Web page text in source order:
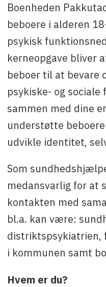
Boenheden
beboere i alderen
psykisk
kerneopgave bliver
beboer til at bevare
psykiske- og
sammen med dine
understøtte
udvikle identitet,
Som
medansvarlig for at
kontakten med
bl.a. kan være:
distriktspsykiatrien,
i kommunen samt
Hvem er du?